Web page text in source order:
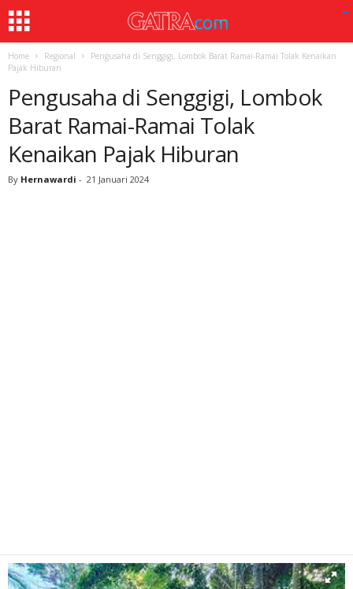
Home Regional
Pengusaha di Senggigi, Lombok Barat Ramai-Ramai Tolak Kenaikan
Pajak Hiburan
Pengusaha di Senggigi, Lombok
Barat Ramai-Ramai Tolak
Kenaikan Pajak Hiburan
By Hernawardi - 21 Januari 2024